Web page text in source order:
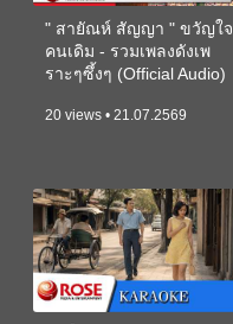
" สายัณห์ สัญญา " ขวัญใจ
คนเดิม - รวมเพลงดังเพ
ราะๆซึ้งๆ (Official Audio)
20 views • 21.07.2569